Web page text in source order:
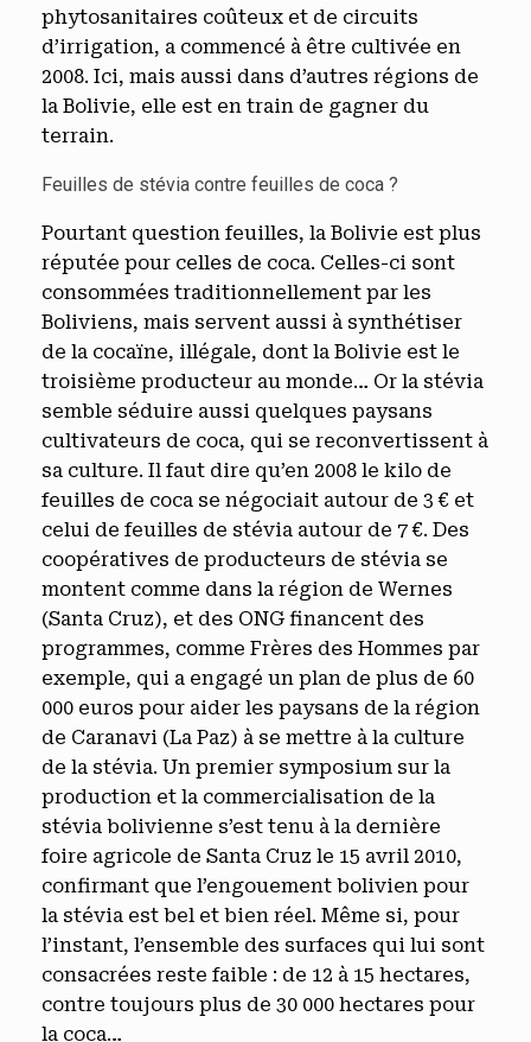
phytosanitaires coûteux et de circuits
d’irrigation, a commencé à être cultivée en
2008. Ici, mais aussi dans d’autres régions de
la Bolivie, elle est en train de gagner du
terrain.
Feuilles de stévia contre feuilles de coca ?
Pourtant question feuilles, la Bolivie est plus
réputée pour celles de coca. Celles-ci sont
consommées traditionnellement par les
Boliviens, mais servent aussi à synthétiser
de la cocaïne, illégale, dont la Bolivie est le
troisième producteur au monde… Or la stévia
semble séduire aussi quelques paysans
cultivateurs de coca, qui se reconvertissent à
sa culture. Il faut dire qu’en 2008 le kilo de
feuilles de coca se négociait autour de 3 € et
celui de feuilles de stévia autour de 7 €. Des
coopératives de producteurs de stévia se
montent comme dans la région de Wernes
(Santa Cruz), et des ONG financent des
programmes, comme Frères des Hommes par
exemple, qui a engagé un plan de plus de 60
000 euros pour aider les paysans de la région
de Caranavi (La Paz) à se mettre à la culture
de la stévia. Un premier symposium sur la
production et la commercialisation de la
stévia bolivienne s’est tenu à la dernière
foire agricole de Santa Cruz le 15 avril 2010,
confirmant que l’engouement bolivien pour
la stévia est bel et bien réel. Même si, pour
l’instant, l’ensemble des surfaces qui lui sont
consacrées reste faible : de 12 à 15 hectares,
contre toujours plus de 30 000 hectares pour
la coca…